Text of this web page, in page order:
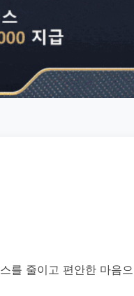
를 줄이고 편안한 마음으